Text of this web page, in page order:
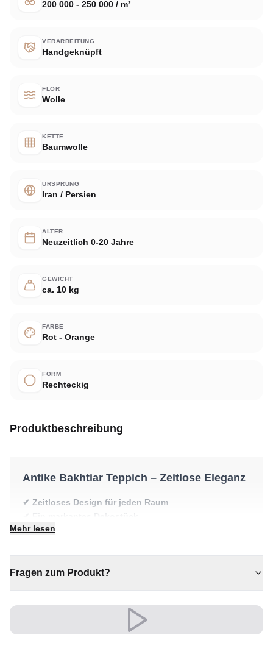
200 000 - 250 000 / m²
VERARBEITUNG
Handgeknüpft
FLOR
Wolle
KETTE
Baumwolle
URSPRUNG
Iran / Persien
ALTER
Neuzeitlich 0-20 Jahre
GEWICHT
ca. 10 kg
FARBE
Rot - Orange
FORM
Rechteckig
Produktbeschreibung
Antike Bakhtiar Teppich – Zeitlose Eleganz
✔ Zeitloses Design für jeden Raum
✔ Verleiht jedem Raum gemütliche Eleganz
✔ Eine bleibende Investition für Ihr Zuhause
Versand & Service
Profitieren Sie von kostenlosem Versand und einem
Mehr lesen
Fragen zum Produkt?